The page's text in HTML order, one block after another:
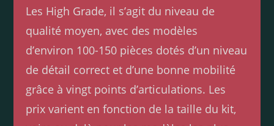
Les High Grade, il s’agit du niveau de
qualité moyen, avec des modèles
d’environ 100-150 pièces dotés d’un niveau
de détail correct et d’une bonne mobilité
grâce à vingt points d’articulations. Les
prix varient en fonction de la taille du kit,